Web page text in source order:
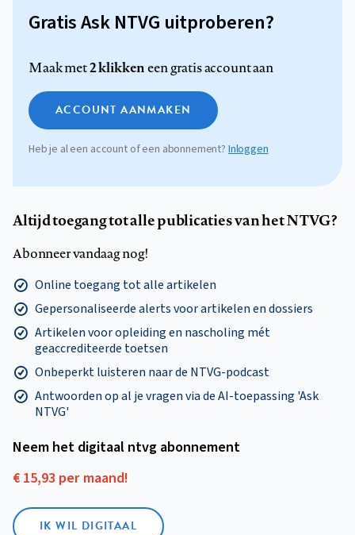
Gratis Ask NTVG uitproberen?
Maak met2 klikkeneen gratis account aan
ACCOUNT AANMAKEN
Heb je al een account of een abonnement? Inloggen
Altijd toegang tot alle publicaties van het NTVG?
Abonneer vandaag nog!
Online toegang tot alle artikelen
Gepersonaliseerde alerts voor artikelen en dossiers
Artikelen voor opleiding en nascholing mét
geaccrediteerde toetsen
Onbeperkt luisteren naar de NTVG-podcast
Antwoorden op al je vragen via de AI-toepassing 'Ask
NTVG'
Neem het digitaal ntvg abonnement
€ 15,93 per maand!
IK WIL DIGITAAL